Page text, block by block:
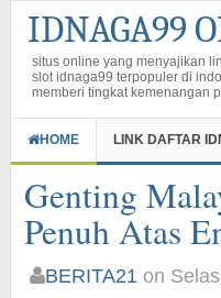
IDNAGA99
situs online yang menyajikan
slot idnaga99 terpopuler di
memberi tingkat kemenangan
HOME LINK DAFTAR
Genting
Penuh Atas
BERITA21 on